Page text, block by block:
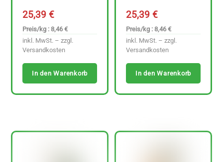
25,39€
Preis/kg : 8,46 €
inkl. MwSt. – zzgl.
Versandkosten
In den Warenkorb
25,39€
Preis/kg : 8,46 €
inkl. MwSt. – zzgl.
Versandkosten
In den Warenkorb